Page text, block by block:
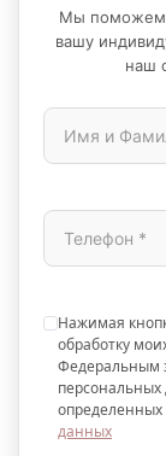
Мы поможем
вашу
наш
Нажимая
обработку
Федеральным
персональных
определенных
данных